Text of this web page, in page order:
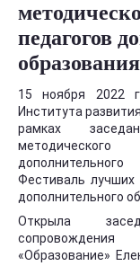
педагогов
15 ноября 2022
Института
рамках
Фестиваль лучших
дополнительного
Открыла
«Образование»